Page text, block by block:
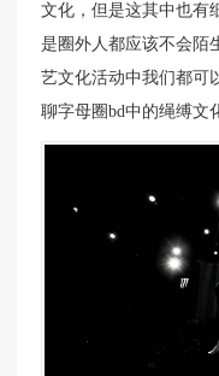
文化，但是这其中也有
是圈外人都应该不会陌
艺文化活动中我们都可
聊字母圈bd中的绳缚文